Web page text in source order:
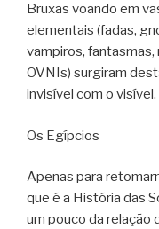
Bruxas voando em
elementais (fadas,
vampiros,
OVNIs) surgiram
invisível com o visível.
Os Egípcios
Apenas para
que é a História das
um pouco da relação